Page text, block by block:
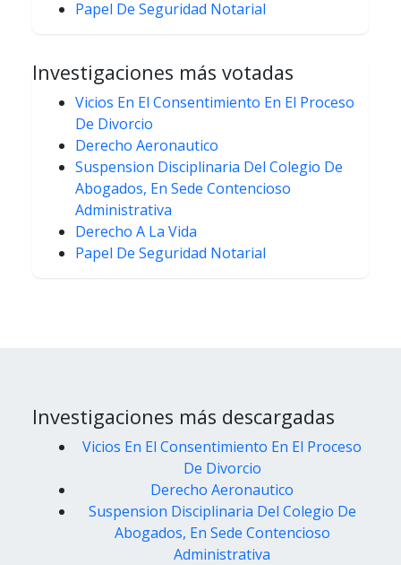
Papel De Seguridad Notarial
Investigaciones más votadas
Vicios En El Consentimiento En El Proceso
De Divorcio
Derecho Aeronautico
Suspension Disciplinaria Del Colegio De
Abogados, En Sede Contencioso
Administrativa
Derecho A La Vida
Papel De Seguridad Notarial
Investigaciones más descargadas
Vicios En El Consentimiento En El Proceso
De Divorcio
Derecho Aeronautico
Suspension Disciplinaria Del Colegio De
Abogados, En Sede Contencioso
Administrativa